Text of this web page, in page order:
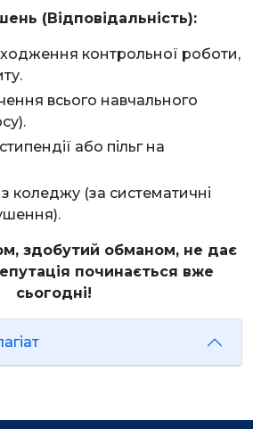
(Відповідальність):
контрольної роботи,
всього навчального
або пільг на
коледжу (за систематичні
здобутий обманом, не дає
починається вже
сьогодні!